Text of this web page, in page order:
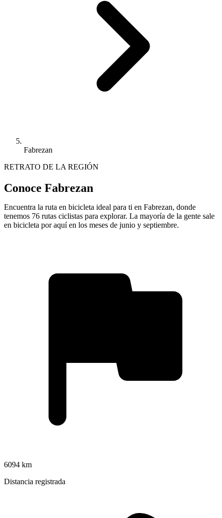
Fabrezan
RETRATO DE LA REGIÓN
Conoce Fabrezan
Encuentra la ruta en bicicleta ideal para ti en Fabrezan, donde
tenemos 76 rutas ciclistas para explorar. La mayoría de la gente sale
en bicicleta por aquí en los meses de junio y septiembre.
6094 km
Distancia registrada